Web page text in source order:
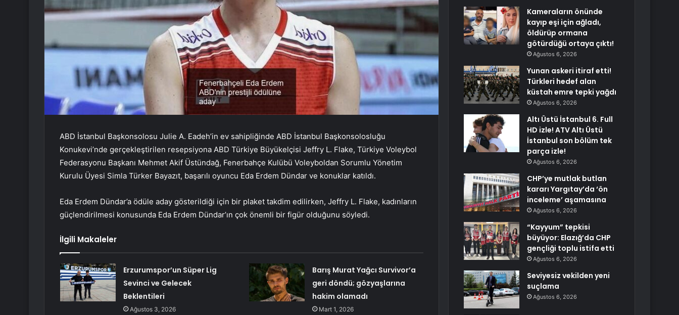
ABD İstanbul Başkonsolosu Julie A. Eadeh’in ev sahipliğinde ABD İstanbul Başkonsolosluğu
Konukevi’nde gerçekleştirilen resepsiyona ABD Türkiye Büyükelçisi Jeffry L. Flake, Türkiye Voleybol
Federasyonu Başkanı Mehmet Akif Üstündağ, Fenerbahçe Kulübü Voleyboldan Sorumlu Yönetim
Kurulu Üyesi Simla Türker Bayazıt, başarılı oyuncu Eda Erdem Dündar ve konuklar katıldı.
Eda Erdem Dündar’a ödüle aday gösterildiği için bir plaket takdim edilirken, Jeffry L. Flake, kadınların
güçlendirilmesi konusunda Eda Erdem Dündar’ın çok önemli bir figür olduğunu söyledi.
İlgili Makaleler
Erzurumspor’un Süper Lig
Sevinci ve Gelecek
Beklentileri
Ağustos 3, 2026
Barış Murat Yağcı Survivor’a
geri döndü; gözyaşlarına
hakim olamadı
Mart 1, 2026
Kameraların önünde
kayıp eşi için ağladı,
öldürüp ormana
götürdüğü ortaya çıktı!
Ağustos 6, 2026
Yunan askeri itiraf etti!
Türkleri hedef alan
küstah emre tepki yağdı
Ağustos 6, 2026
Altı Üstü İstanbul 6. Full
HD izle! ATV Altı Üstü
İstanbul son bölüm tek
parça izle!
Ağustos 6, 2026
CHP’ye mutlak butlan
kararı Yargıtay’da ‘ön
inceleme’ aşamasına
Ağustos 6, 2026
“Kayyum” tepkisi
büyüyor: Elazığ’da CHP
gençliği toplu istifa etti
Ağustos 6, 2026
Seviyesiz vekilden yeni
suçlama
Ağustos 6, 2026